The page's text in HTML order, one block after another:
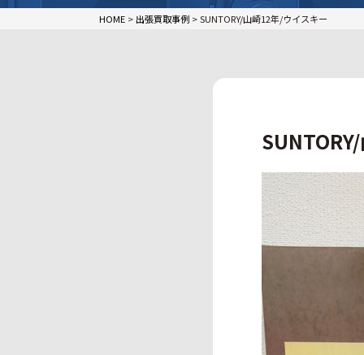
HOME > 出張買取事例 >SUNTORY/山崎12年/ウイスキー